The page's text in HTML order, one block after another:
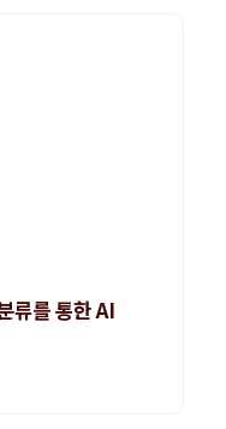
류를 통한 AI